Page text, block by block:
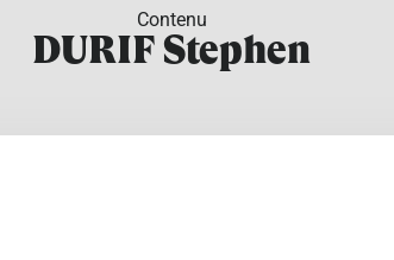
Contenu
DURIF Stephen